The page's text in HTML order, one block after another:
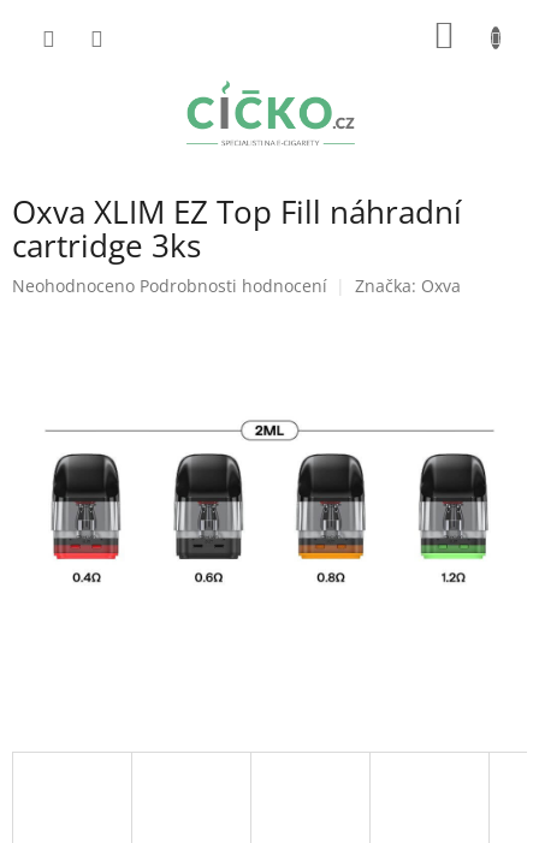
Oxva XLIM EZ Top Fill náhradní
cartridge 3ks
Průměrné
Neohodnoceno Podrobnosti hodnocení Značka: Oxva